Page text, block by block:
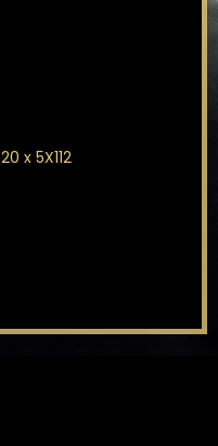
x 5X112